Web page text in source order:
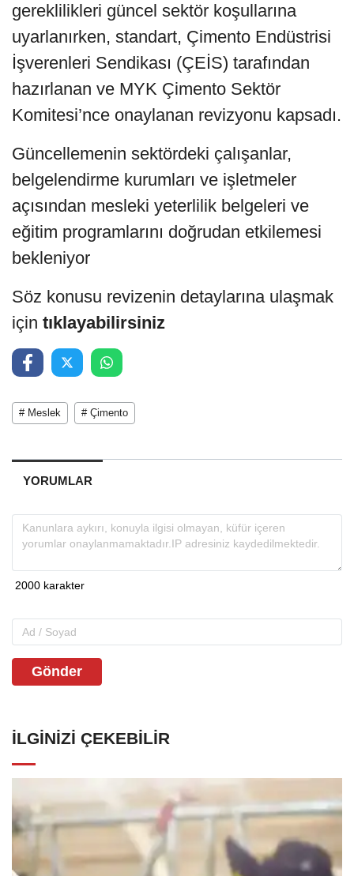
gereklilikleri güncel sektör koşullarına
uyarlanırken, standart, Çimento Endüstrisi
İşverenleri Sendikası (ÇEİS) tarafından
hazırlanan ve MYK Çimento Sektör
Komitesi’nce onaylanan revizyonu kapsadı.
Güncellemenin sektördeki çalışanlar,
belgelendirme kurumları ve işletmeler
açısından mesleki yeterlilik belgeleri ve
eğitim programlarını doğrudan etkilemesi
bekleniyor
Söz konusu revizenin detaylarına ulaşmak
için tıklayabilirsiniz
# Meslek # Çimento
YORUMLAR
Gönder
İLGINIZI ÇEKEBILIR